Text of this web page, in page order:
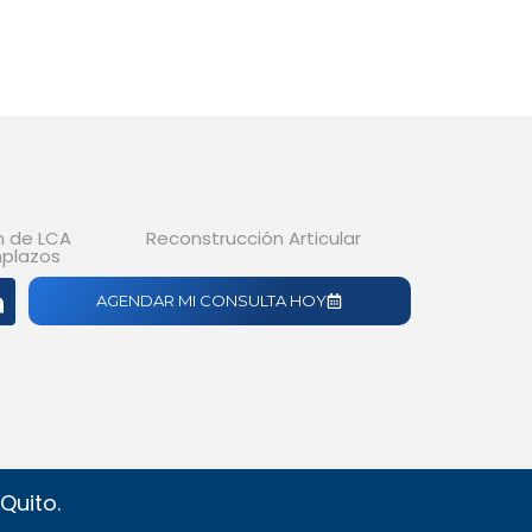
de LCA Reconstrucción Articular
AGENDAR MI CONSULTA HOY